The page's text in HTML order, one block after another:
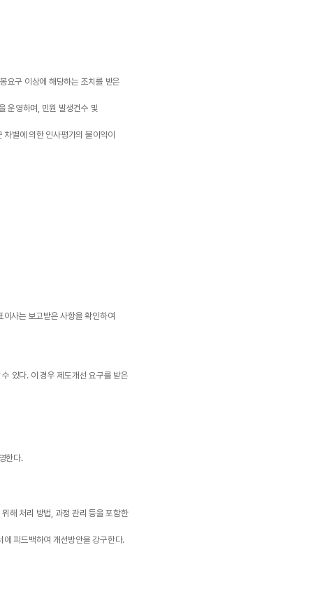
요구 이상에 해당하는 조치를 받은
운영하며, 민원 발생건수 및
별에 의한 인사평가의 불이익이
사는 보고받은 사항을 확인하여
있다. 이 경우 제도개선 요구를 받은
한다.
해 처리 방법, 과정 관리 등을 포함한
피드백하여 개선방안을 강구한다.